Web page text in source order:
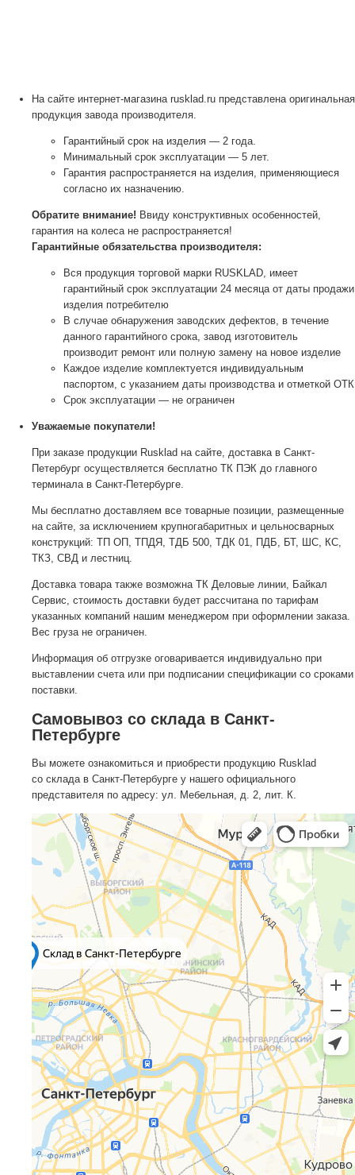
На сайте интернет-магазина rusklad.ru представлена оригинальная
продукция завода производителя.
Гарантийный срок на изделия — 2 года.
Минимальный срок эксплуатации — 5 лет.
Гарантия распространяется на изделия, применяющиеся
согласно их назначению.
Обратите внимание! Ввиду конструктивных особенностей,
гарантия на колеса не распространяется!
Гарантийные обязательства производителя:
Вся продукция торговой марки RUSKLAD, имеет
гарантийный срок эксплуатации 24 месяца от даты продажи
изделия потребителю
В случае обнаружения заводских дефектов, в течение
данного гарантийного срока, завод изготовитель
производит ремонт или полную замену на новое изделие
Каждое изделие комплектуется индивидуальным
паспортом, с указанием даты производства и отметкой ОТК
Срок эксплуатации — не ограничен
Уважаемые покупатели!
При заказе продукции Rusklad на сайте, доставка в Санкт-
Петербург осуществляется бесплатно ТК ПЭК до главного
терминала в Санкт-Петербурге.
Мы бесплатно доставляем все товарные позиции, размещенные
на сайте, за исключением крупногабаритных и цельносварных
конструкций: ТП ОП, ТПДЯ, ТДБ 500, ТДК 01, ПДБ, БТ, ШС, КС,
ТКЗ, СВД и лестниц.
Доставка товара также возможна ТК Деловые линии, Байкал
Сервис, стоимость доставки будет рассчитана по тарифам
указанных компаний нашим менеджером при оформлении заказа.
Вес груза не ограничен.
Информация об отгрузке оговаривается индивидуально при
выставлении счета или при подписании спецификации со сроками
поставки.
Самовывоз со склада в Санкт-
Петербурге
Вы можете ознакомиться и приобрести продукцию Rusklad
со склада в Санкт-Петербурге у нашего официального
представителя по адресу: ул. Мебельная, д. 2, лит. К.